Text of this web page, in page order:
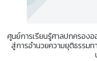
ศูนย์การเรียนรู้ศาลปกครองอ
สู่การอำนวยความยุติธรรม